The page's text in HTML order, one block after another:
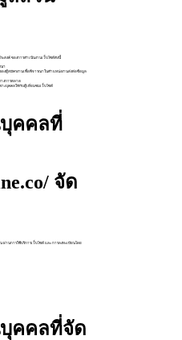
ะสงค์ ของการดำเนินงานเว็บไซต์ดังนี้
ณา
องผู้สมัครงานเพื่อพิจารณาในตำแหน่งงานส่งต่อข้อมูล
างการตลาด
าะบุคคลใหักับผู้เยี่ยมชมเว็บไซต์
คคลที่
จัด
ผ่านการใช้บริการเว็บไซต์ และ การลงทะเบียนโดย
คคลที่จัด